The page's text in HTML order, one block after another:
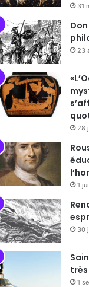
31
23
28
1
30
1